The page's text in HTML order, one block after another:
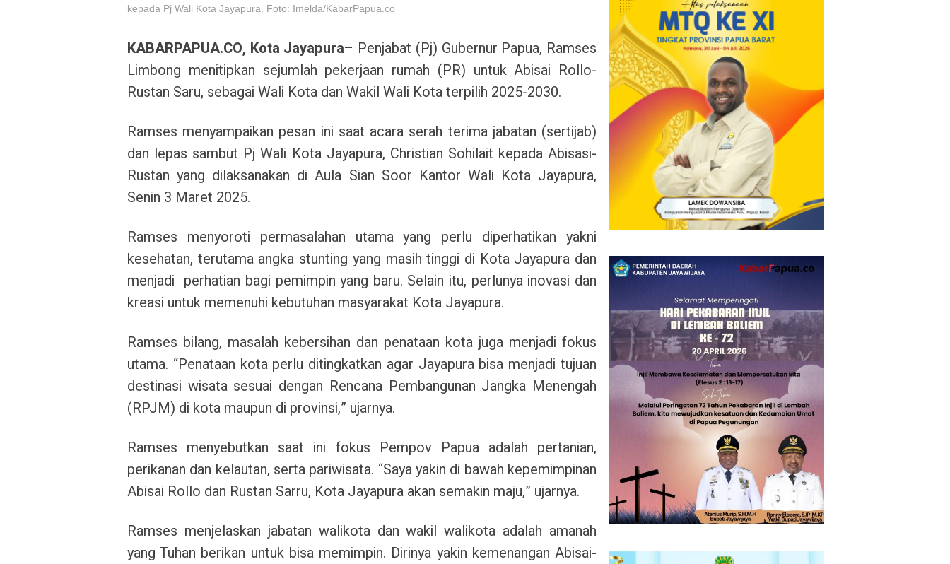
kepada Pj Wali Kota Jayapura. Foto: Imelda/KabarPapua.co
KABARPAPUA.CO, Kota Jayapura– Penjabat (Pj) Gubernur Papua, Ramses
Limbong menitipkan sejumlah pekerjaan rumah (PR) untuk Abisai Rollo-
Rustan Saru, sebagai Wali Kota dan Wakil Wali Kota terpilih 2025-2030.
Ramses menyampaikan pesan ini saat acara serah terima jabatan (sertijab)
dan lepas sambut Pj Wali Kota Jayapura, Christian Sohilait kepada Abisasi-
Rustan yang dilaksanakan di Aula Sian Soor Kantor Wali Kota Jayapura,
Senin 3 Maret 2025.
Ramses menyoroti permasalahan utama yang perlu diperhatikan yakni
kesehatan, terutama angka stunting yang masih tinggi di Kota Jayapura dan
menjadi perhatian bagi pemimpin yang baru. Selain itu, perlunya inovasi dan
kreasi untuk memenuhi kebutuhan masyarakat Kota Jayapura.
Ramses bilang, masalah kebersihan dan penataan kota juga menjadi fokus
utama. “Penataan kota perlu ditingkatkan agar Jayapura bisa menjadi tujuan
destinasi wisata sesuai dengan Rencana Pembangunan Jangka Menengah
(RPJM) di kota maupun di provinsi,” ujarnya.
Ramses menyebutkan saat ini fokus Pempov Papua adalah pertanian,
perikanan dan kelautan, serta pariwisata. “Saya yakin di bawah kepemimpinan
Abisai Rollo dan Rustan Sarru, Kota Jayapura akan semakin maju,” ujarnya.
Ramses menjelaskan jabatan walikota dan wakil walikota adalah amanah
yang Tuhan berikan untuk bisa memimpin. Dirinya yakin kemenangan Abisai-